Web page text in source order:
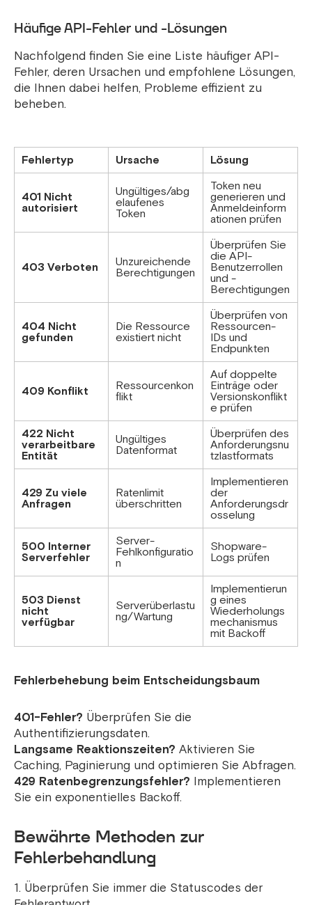
Häufige API-Fehler und -Lösungen
Nachfolgend finden Sie eine Liste häufiger API-
Fehler, deren Ursachen und empfohlene Lösungen,
die Ihnen dabei helfen, Probleme effizient zu
beheben.
Fehlertyp Ursache Lösung
401 Nicht
autorisiert
Ungültiges/abg
elaufenes
Token
Token neu
generieren und
Anmeldeinform
ationen prüfen
403 Verboten
Unzureichende
Berechtigungen
Überprüfen Sie
die API-
Benutzerrollen
und -
Berechtigungen
404 Nicht
gefunden
Die Ressource
existiert nicht
Überprüfen von
Ressourcen-
IDs und
Endpunkten
409 Konflikt
Ressourcenkon
flikt
Auf doppelte
Einträge oder
Versionskonflikt
e prüfen
422 Nicht
verarbeitbare
Entität
Ungültiges
Datenformat
Überprüfen des
Anforderungsnu
tzlastformats
429 Zu viele
Anfragen
Ratenlimit
überschritten
Implementieren
der
Anforderungsdr
osselung
500 Interner
Serverfehler
Server-
Fehlkonfiguratio
n
Shopware-
Logs prüfen
503 Dienst
nicht
verfügbar
Serverüberlastu
ng/Wartung
Implementierun
g eines
Wiederholungs
mechanismus
mit Backoff
Fehlerbehebung beim Entscheidungsbaum
401-Fehler? Überprüfen Sie die
Authentifizierungsdaten.
Langsame Reaktionszeiten? Aktivieren Sie
Caching, Paginierung und optimieren Sie Abfragen.
429 Ratenbegrenzungsfehler? Implementieren
Sie ein exponentielles Backoff.
Bewährte Methoden zur
Fehlerbehandlung
1. Überprüfen Sie immer die Statuscodes der